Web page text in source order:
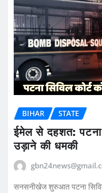
BIHAR STATE
ईमेल से दहशत: पटना
उड़ाने की धमकी
सनसनीखेज शुरुआत पटना